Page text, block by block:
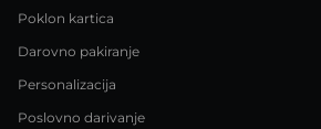
Poklon kartica
Darovno pakiranje
Personalizacija
Poslovno darivanje